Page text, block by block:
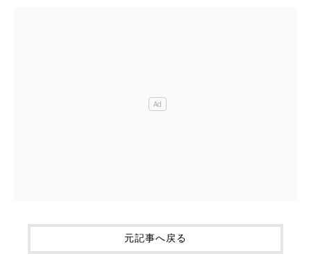
元記事へ戻る